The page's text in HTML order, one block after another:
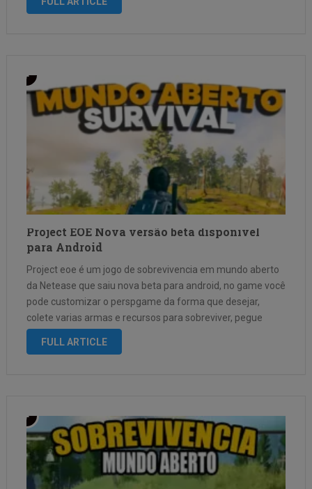
Project EOE Nova versão beta disponivel
para Android
Project eoe é um jogo de sobrevivencia em mundo aberto
da Netease que saiu nova beta para android, no game você
pode customizar o perspgame da forma que desejar,
colete varias armas e recursos para sobreviver, pegue
veiculos no jogo para se locomover no vasto mapa …
FULL ARTICLE